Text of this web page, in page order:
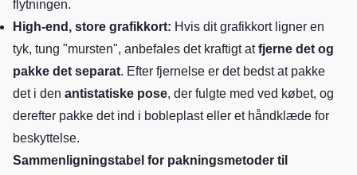
flytningen.
High-end, store grafikkort: Hvis dit grafikkort ligner en
tyk, tung "mursten", anbefales det kraftigt atfjerne det og
pakke det separat. Efter fjernelse er det bedst at pakke
det i den antistatiske pose, der fulgte med ved købet, og
derefter pakke det ind i bobleplast eller et håndklæde for
beskyttelse.
Sammenligningstabel for pakningsmetoder til